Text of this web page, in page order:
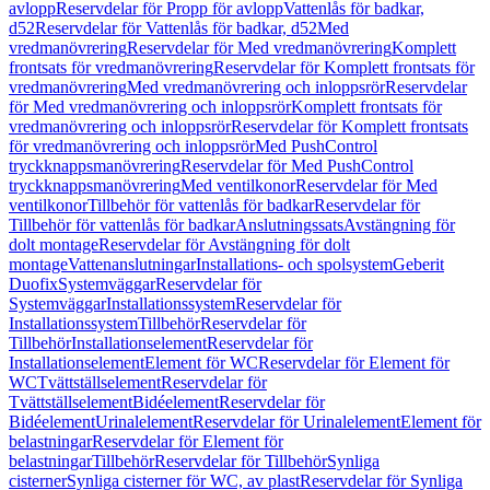
avloppReservdelar för Propp för avloppVattenlås för badkar,
d52Reservdelar för Vattenlås för badkar, d52Med
vredmanövreringReservdelar för Med vredmanövreringKomplett
frontsats för vredmanövreringReservdelar för Komplett frontsats för
vredmanövreringMed vredmanövrering och inloppsrörReservdelar
för Med vredmanövrering och inloppsrörKomplett frontsats för
vredmanövrering och inloppsrörReservdelar för Komplett frontsats
för vredmanövrering och inloppsrörMed PushControl
tryckknappsmanövreringReservdelar för Med PushControl
tryckknappsmanövreringMed ventilkonorReservdelar för Med
ventilkonorTillbehör för vattenlås för badkarReservdelar för
Tillbehör för vattenlås för badkarAnslutningssatsAvstängning för
dolt montageReservdelar för Avstängning för dolt
montageVattenanslutningarInstallations- och spolsystemGeberit
DuofixSystemväggarReservdelar för
SystemväggarInstallationssystemReservdelar för
InstallationssystemTillbehörReservdelar för
TillbehörInstallationselementReservdelar för
InstallationselementElement för WCReservdelar för Element för
WCTvättställselementReservdelar för
TvättställselementBidéelementReservdelar för
BidéelementUrinalelementReservdelar för UrinalelementElement för
belastningarReservdelar för Element för
belastningarTillbehörReservdelar för TillbehörSynliga
cisternerSynliga cisterner för WC, av plastReservdelar för Synliga